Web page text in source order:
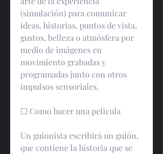
(simulación) para comunicar
ideas, historias, puntos de vista,
gustos, belleza o atmósfera por
medio de imágenes en
movimiento grabadas y
programadas junto con otros
impulsos sensoriales.
☐ Como hacer una pelicula
Un guionista escribirá un guión,
que contiene la historia que se